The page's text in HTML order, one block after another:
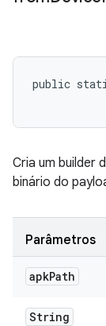
public
Cria um builder
binário do
Parâmetros
apkPath
String